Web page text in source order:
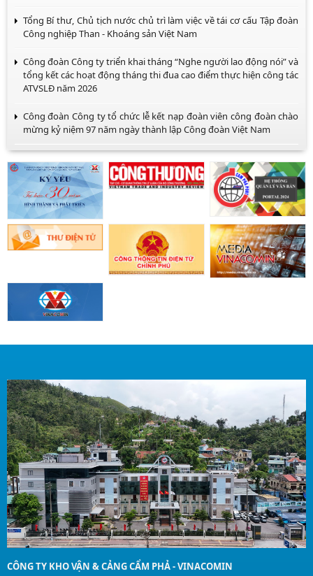
Tổng Bí thư, Chủ tịch nước chủ trì làm việc về tái cơ cấu Tập đoàn
Công nghiệp Than - Khoáng sản Việt Nam
Công đoàn Công ty triển khai tháng “Nghe người lao động nói” và
tổng kết các hoạt động tháng thi đua cao điểm thực hiện công tác
ATVSLĐ năm 2026
Công đoàn Công ty tổ chức lễ kết nạp đoàn viên công đoàn chào
mừng kỷ niệm 97 năm ngày thành lập Công đoàn Việt Nam
CÔNG TY KHO VẬN & CẢNG CẨM PHẢ - VINACOMIN